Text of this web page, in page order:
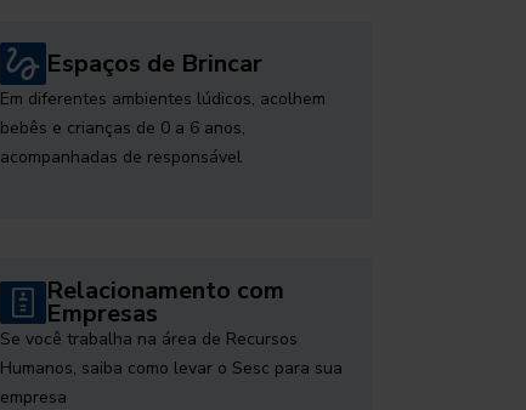
Espaços de Brincar
Em diferentes ambientes lúdicos, acolhem
bebês e crianças de 0 a 6 anos,
acompanhadas de responsável
Relacionamento com
Empresas
Se você trabalha na área de Recursos
Humanos, saiba como levar o Sesc para sua
empresa